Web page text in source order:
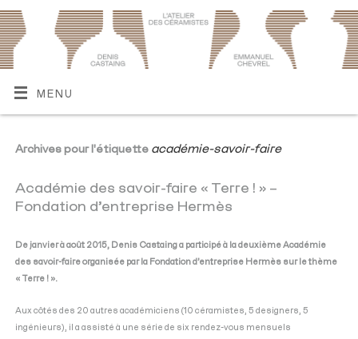
MENU
Archives pour l'étiquette académie-savoir-faire
Académie des savoir-faire « Terre ! » –
Fondation d’entreprise Hermès
De janvier à août 2015, Denis Castaing a participé à la deuxième Académie
des savoir-faire organisée par la Fondation d’entreprise Hermès sur le thème
« Terre ! ».
Aux côtés des 20 autres académiciens (10 céramistes, 5 designers, 5
ingénieurs), il a assisté à une série de six rendez-vous mensuels